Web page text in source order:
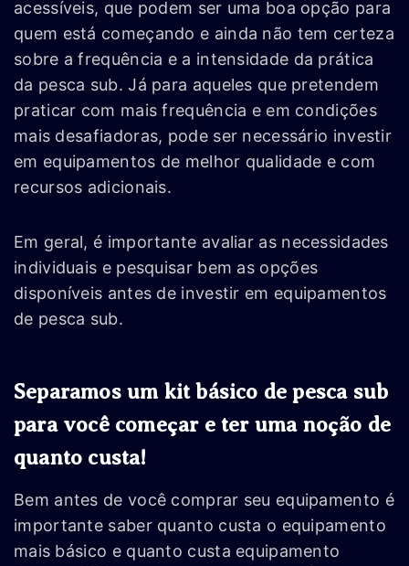
acessíveis, que podem ser uma boa opção para
quem está começando e ainda não tem certeza
sobre a frequência e a intensidade da prática
da pesca sub. Já para aqueles que pretendem
praticar com mais frequência e em condições
mais desafiadoras, pode ser necessário investir
em equipamentos de melhor qualidade e com
recursos adicionais.
Em geral, é importante avaliar as necessidades
individuais e pesquisar bem as opções
disponíveis antes de investir em equipamentos
de pesca sub.
Separamos um kit básico de pesca sub
para você começar e ter uma noção de
quanto custa!
Bem antes de você comprar seu equipamento é
importante saber quanto custa o equipamento
mais básico e quanto custa equipamento